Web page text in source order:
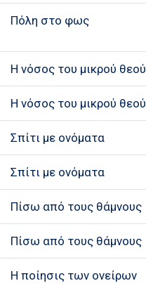
Πόλη στο φως
Η νόσος του μικρού θεού
Η νόσος του μικρού θεού
Σπίτι με ονόματα
Σπίτι με ονόματα
Πίσω από τους θάμνους
Πίσω από τους θάμνους
Η ποίησις των ονείρων